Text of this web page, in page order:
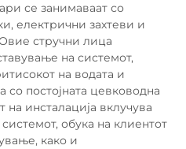
се занимаваат со
електрични захтеви и
стручни лица
на системот,
на водата и
со постојната цевководна
инсталација вклучува
обука на клиентот
како и